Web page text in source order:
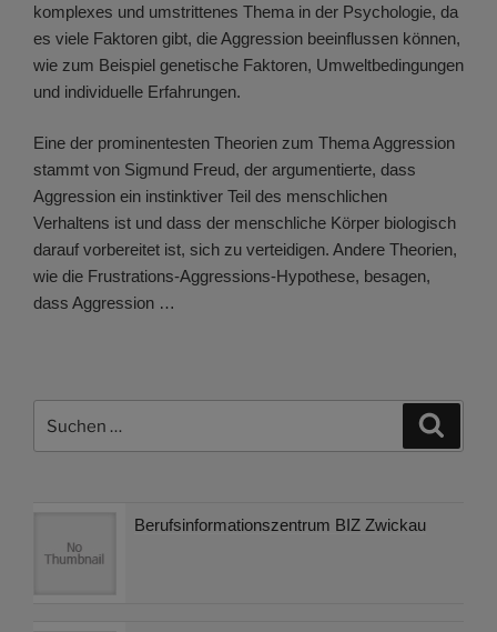
komplexes und umstrittenes Thema in der Psychologie, da
es viele Faktoren gibt, die Aggression beeinflussen können,
wie zum Beispiel genetische Faktoren, Umweltbedingungen
und individuelle Erfahrungen.
Eine der prominentesten Theorien zum Thema Aggression
stammt von Sigmund Freud, der argumentierte, dass
Aggression ein instinktiver Teil des menschlichen
Verhaltens ist und dass der menschliche Körper biologisch
darauf vorbereitet ist, sich zu verteidigen. Andere Theorien,
wie die Frustrations-Aggressions-Hypothese, besagen,
dass Aggression …
nach:
Berufsinformationszentrum BIZ Zwickau